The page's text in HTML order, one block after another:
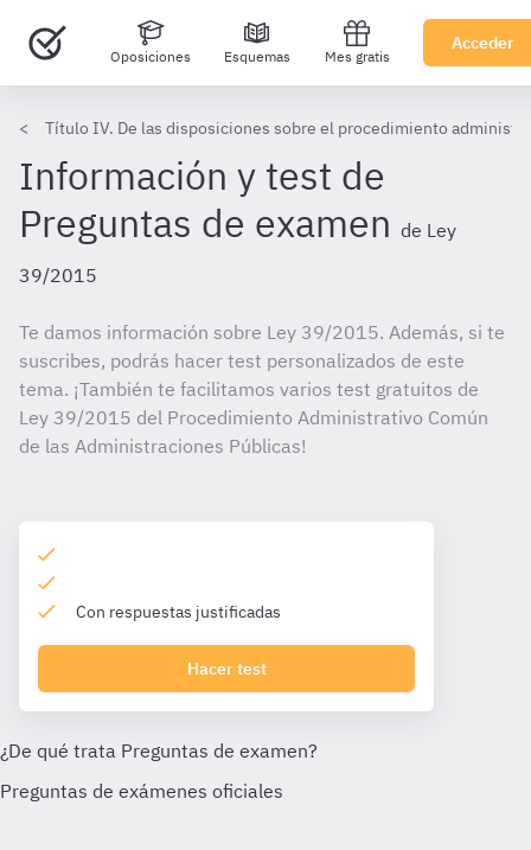
Oposiciones Esquemas Mes gratis
Acceder
Título IV. De las disposiciones sobre el procedimiento
Información y test de
Preguntas de examen de Ley
39/2015
Te damos información sobre Ley 39/2015. Además, si te
suscribes, podrás hacer test personalizados de este
tema. ¡También te facilitamos varios test gratuitos de
Ley 39/2015 del Procedimiento Administrativo Común
de las Administraciones Públicas!
Con respuestas justificadas
Hacer test